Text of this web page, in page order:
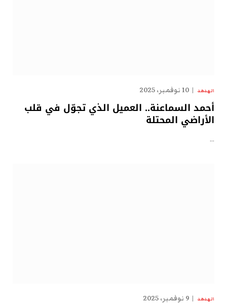
الهدهد 10 نوفمبر، 2025
أحمد السماعنة.. العميل الذي تجوّل في قلب
الأراضي المحتلة
…
الهدهد 9 نوفمبر، 2025